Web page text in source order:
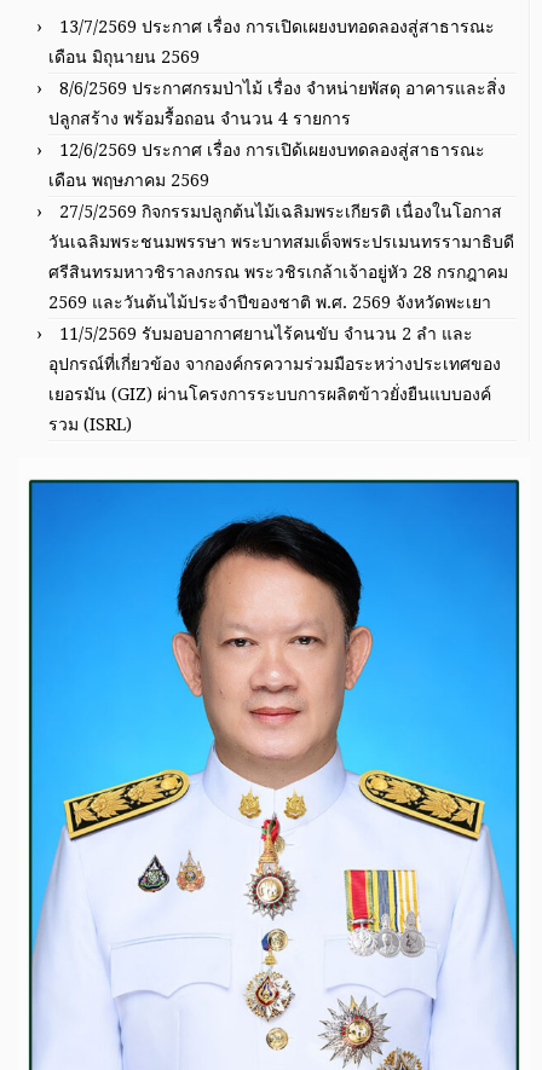
13/7/2569 ประกาศ เรื่อง การเปิดเผยงบทอดลองสู่สาธารณะ
เดือน มิถุนายน 2569
8/6/2569 ประกาศกรมป่าไม้ เรื่อง จำหน่ายพัสดุ อาคารและสิ่ง
ปลูกสร้าง พร้อมรื้อถอน จำนวน 4 รายการ
12/6/2569 ประกาศ เรื่อง การเปิด้เผยงบทดลองสู่สาธารณะ
เดือน พฤษภาคม 2569
27/5/2569 กิจกรรมปลูกต้นไม้เฉลิมพระเกียรติ เนื่องในโอกาส
วันเฉลิมพระชนมพรรษา พระบาทสมเด็จพระปรเมนทรรามาธิบดี
ศรีสินทรมหาวชิราลงกรณ พระวชิรเกล้าเจ้าอยู่หัว 28 กรกฎาคม
2569 และวันต้นไม้ประจำปีของชาติ พ.ศ. 2569 จังหวัดพะเยา
11/5/2569 รับมอบอากาศยานไร้คนขับ จำนวน 2 ลำ และ
อุปกรณ์ที่เกี่ยวข้อง จากองค์กรความร่วมมือระหว่างประเทศของ
เยอรมัน (GIZ) ผ่านโครงการระบบการผลิตข้าวยั่งยืนแบบองค์
รวม (ISRL)